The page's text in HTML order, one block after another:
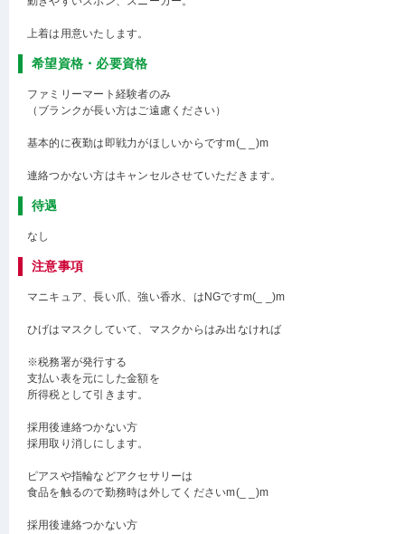
上着は用意いたします。
希望資格・必要資格
ファミリーマート経験者のみ
（ブランクが長い方はご遠慮ください）
基本的に夜勤は即戦力がほしいからですm(_ _)m
連絡つかない方はキャンセルさせていただきます。
待遇
なし
注意事項
マニキュア、長い爪、強い香水、はNGですm(_ _)m
ひげはマスクしていて、マスクからはみ出なければ
※税務署が発行する
支払い表を元にした金額を
所得税として引きます。
採用後連絡つかない方
採用取り消しにします。
ピアスや指輪などアクセサリーは
食品を触るので勤務時は外してくださいm(_ _)m
採用後連絡つかない方